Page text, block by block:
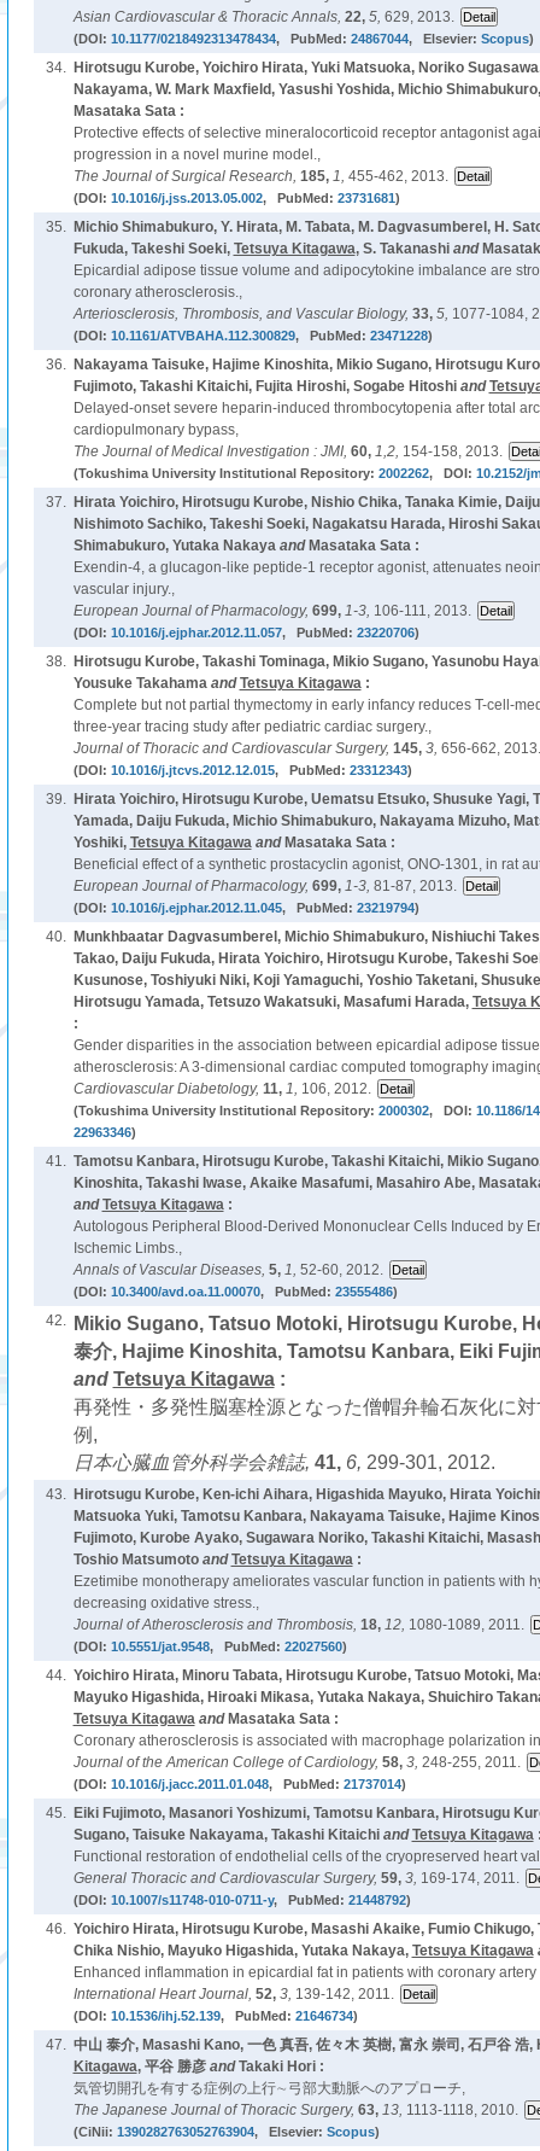
Asian Cardiovascular & Thoracic Annals, 22, 5, 629, 2013.
(DOI: 10.1177/0218492313478434, PubMed: 24867044, Elsevier: Scopus)
34.
Hirotsugu Kurobe, Yoichiro Hirata, Yuki Matsuoka, Noriko
Nakayama, W. Mark Maxfield, Yasushi Yoshida, Michio
Masataka Sata :
Protective effects of selective mineralocorticoid receptor antagonist
progression in a novel murine model.,
The Journal of Surgical Research, 185, 1, 455-462, 2013.
(DOI: 10.1016/j.jss.2013.05.002, PubMed: 23731681)
35.
Michio Shimabukuro, Y. Hirata, M. Tabata, M. Dagvasumberel, H.
Fukuda, Takeshi Soeki, Tetsuya Kitagawa, S. Takanashiand
Epicardial adipose tissue volume and adipocytokine imbalance are
coronary atherosclerosis.,
Arteriosclerosis, Thrombosis, and Vascular Biology, 33, 5, 1077-1084,
(DOI: 10.1161/ATVBAHA.112.300829, PubMed: 23471228)
36.
Nakayama Taisuke, Hajime Kinoshita, Mikio Sugano, Hirotsugu
Fujimoto, Takashi Kitaichi, Fujita Hiroshi, Sogabe Hitoshiand
Delayed-onset severe heparin-induced thrombocytopenia after total
cardiopulmonary bypass,
The Journal of Medical Investigation : JMI, 60, 1,2, 154-158, 2013.
(Tokushima University Institutional Repository: 2002262, DOI: 10.2152/
37.
Hirata Yoichiro, Hirotsugu Kurobe, Nishio Chika, Tanaka Kimie,
Nishimoto Sachiko, Takeshi Soeki, Nagakatsu Harada, Hiroshi
Shimabukuro, Yutaka Nakayaand Masataka Sata :
Exendin-4, a glucagon-like peptide-1 receptor agonist, attenuates
vascular injury.,
European Journal of Pharmacology, 699, 1-3, 106-111, 2013.
(DOI: 10.1016/j.ejphar.2012.11.057, PubMed: 23220706)
38.
Hirotsugu Kurobe, Takashi Tominaga, Mikio Sugano, Yasunobu
Yousuke TakahamaandTetsuya Kitagawa:
Complete but not partial thymectomy in early infancy reduces T-cell-
three-year tracing study after pediatric cardiac surgery.,
Journal of Thoracic and Cardiovascular Surgery, 145, 3, 656-662, 2013.
(DOI: 10.1016/j.jtcvs.2012.12.015, PubMed: 23312343)
39.
Hirata Yoichiro, Hirotsugu Kurobe, Uematsu Etsuko, Shusuke Yagi,
Yamada, Daiju Fukuda, Michio Shimabukuro, Nakayama Mizuho,
Yoshiki, Tetsuya Kitagawaand Masataka Sata :
Beneficial effect of a synthetic prostacyclin agonist, ONO-1301, in rat
European Journal of Pharmacology, 699, 1-3, 81-87, 2013.
(DOI: 10.1016/j.ejphar.2012.11.045, PubMed: 23219794)
40.
Munkhbaatar Dagvasumberel, Michio Shimabukuro, Nishiuchi
Takao, Daiju Fukuda, Hirata Yoichiro, Hirotsugu Kurobe, Takeshi
Kusunose, Toshiyuki Niki, Koji Yamaguchi, Yoshio Taketani,
Hirotsugu Yamada, Tetsuzo Wakatsuki, Masafumi Harada, Tetsuya
:
Gender disparities in the association between epicardial adipose
atherosclerosis: A 3-dimensional cardiac computed tomography
Cardiovascular Diabetology, 11, 1, 106, 2012.
(Tokushima University Institutional Repository: 2000302, DOI: 10.1186/
22963346)
41. Tamotsu Kanbara, Hirotsugu Kurobe, Takashi Kitaichi, Mikio
Kinoshita, Takashi Iwase, Akaike Masafumi, Masahiro Abe,
andTetsuya Kitagawa:
Autologous Peripheral Blood-Derived Mononuclear Cells Induced by
Ischemic Limbs.,
Annals of Vascular Diseases, 5, 1, 52-60, 2012.
(DOI: 10.3400/avd.oa.11.00070, PubMed: 23555486)
42.
Mikio Sugano, Tatsuo Motoki, Hirotsugu Kurobe,
泰介, Hajime Kinoshita, Tamotsu Kanbara, Eiki
and Tetsuya Kitagawa:
再発性・多発性脳塞栓源となった僧帽弁輪石灰化に
例,
日本心臓血管外科学会雑誌, 41, 6, 299-301, 2012.
43.
Hirotsugu Kurobe, Ken-ichi Aihara, Higashida Mayuko, Hirata
Matsuoka Yuki, Tamotsu Kanbara, Nakayama Taisuke, Hajime
Fujimoto, Kurobe Ayako, Sugawara Noriko, Takashi Kitaichi,
Toshio MatsumotoandTetsuya Kitagawa:
Ezetimibe monotherapy ameliorates vascular function in patients with
decreasing oxidative stress.,
Journal of Atherosclerosis and Thrombosis, 18, 12, 1080-1089, 2011.
(DOI: 10.5551/jat.9548, PubMed: 22027560)
44. Yoichiro Hirata, Minoru Tabata, Hirotsugu Kurobe, Tatsuo Motoki,
Mayuko Higashida, Hiroaki Mikasa, Yutaka Nakaya, Shuichiro
Tetsuya Kitagawaand Masataka Sata :
Coronary atherosclerosis is associated with macrophage polarization
Journal of the American College of Cardiology, 58, 3, 248-255, 2011.
(DOI: 10.1016/j.jacc.2011.01.048, PubMed: 21737014)
45.
Eiki Fujimoto, Masanori Yoshizumi, Tamotsu Kanbara, Hirotsugu
Sugano, Taisuke Nakayama, Takashi KitaichiandTetsuya Kitagawa
Functional restoration of endothelial cells of the cryopreserved heart
General Thoracic and Cardiovascular Surgery, 59, 3, 169-174, 2011.
(DOI: 10.1007/s11748-010-0711-y, PubMed: 21448792)
46. Yoichiro Hirata, Hirotsugu Kurobe, Masashi Akaike, Fumio Chikugo,
Chika Nishio, Mayuko Higashida, Yutaka Nakaya, Tetsuya Kitagawa
Enhanced inflammation in epicardial fat in patients with coronary artery
International Heart Journal, 52, 3, 139-142, 2011.
(DOI: 10.1536/ihj.52.139, PubMed: 21646734)
47. 中山 泰介, Masashi Kano, 一色 真吾, 佐々木 英樹, 富永 崇司, 石戸谷
Kitagawa, 平谷 勝彦andTakaki Hori :
気管切開孔を有する症例の上行∼弓部大動脈へのアプローチ,
The Japanese Journal of Thoracic Surgery, 63, 13, 1113-1118, 2010.
(CiNii: 1390282763052763904, Elsevier: Scopus)